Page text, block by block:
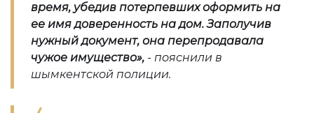
время, убедив потерпевших оформить на
ее имя доверенность на дом. Заполучив
нужный документ, она перепродавала
чужое имущество», - пояснили в
шымкентской полиции.